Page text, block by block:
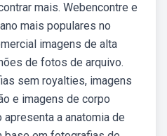
mais. Webencontre e
mais populares no
imagens de alta
de fotos de arquivo.
sem royalties, imagens
e imagens de corpo
a anatomia de